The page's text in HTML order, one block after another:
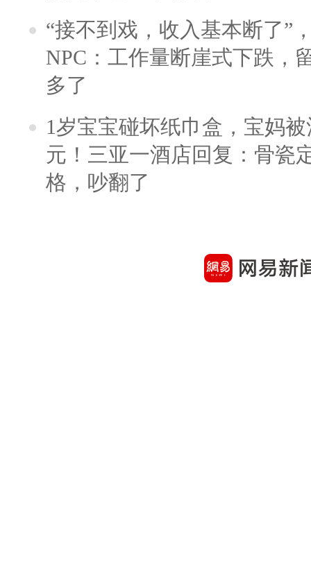
“接不到戏，收入基本断了”
NPC：工作量断崖式下跌，
多了
1岁宝宝碰坏纸巾盒，宝妈
元！三亚一酒店回复：骨瓷
格，吵翻了